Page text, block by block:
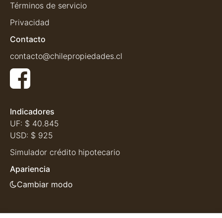
Términos de servicio
Privacidad
Contacto
contacto@chilepropiedades.cl
Indicadores
UF: $ 40.845
USD: $ 925
Simulador crédito hipotecario
Apariencia
Cambiar modo